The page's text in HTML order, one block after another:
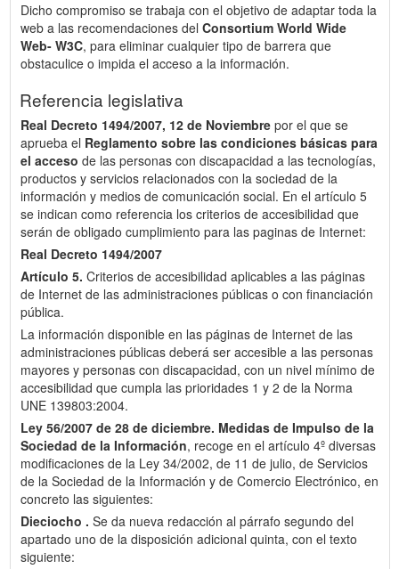
Dicho compromiso se trabaja con el objetivo de adaptar toda la
web a las recomendaciones del Consortium World Wide
Web- W3C, para eliminar cualquier tipo de barrera que
obstaculice o impida el acceso a la información.
Referencia legislativa
Real Decreto 1494/2007, 12 de Noviembre por el que se
aprueba el Reglamento sobre las condiciones básicas para
el acceso de las personas con discapacidad a las tecnologías,
productos y servicios relacionados con la sociedad de la
información y medios de comunicación social. En el artículo 5
se indican como referencia los criterios de accesibilidad que
serán de obligado cumplimiento para las paginas de Internet:
Real Decreto 1494/2007
Artículo 5. Criterios de accesibilidad aplicables a las páginas
de Internet de las administraciones públicas o con financiación
pública.
La información disponible en las páginas de Internet de las
administraciones públicas deberá ser accesible a las personas
mayores y personas con discapacidad, con un nivel mínimo de
accesibilidad que cumpla las prioridades 1 y 2 de la Norma
UNE 139803:2004.
Ley 56/2007 de 28 de diciembre. Medidas de Impulso de la
Sociedad de la Información, recoge en el artículo 4º diversas
modificaciones de la Ley 34/2002, de 11 de julio, de Servicios
de la Sociedad de la Información y de Comercio Electrónico, en
concreto las siguientes:
Dieciocho . Se da nueva redacción al párrafo segundo del
apartado uno de la disposición adicional quinta, con el texto
siguiente: